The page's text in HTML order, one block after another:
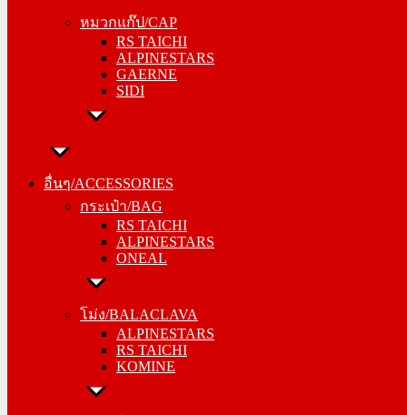
หมวกแก๊ป/CAP
RS TAICHI
ALPINESTARS
GAERNE
SIDI
อื่นๆ/ACCESSORIES
กระเป๋า/BAG
RS TAICHI
ALPINESTARS
ONEAL
โม่ง/BALACLAVA
ALPINESTARS
RS TAICHI
KOMINE
ALPINESTARS
GAERNE
SIDI
อื่นๆ/ACCESSORIES
RS TAICHI
ALPINESTARS
ONEAL
โม่ง/BALACLAVA
RS TAICHI
KOMINE
ชุดซับใน/INNER SUIT